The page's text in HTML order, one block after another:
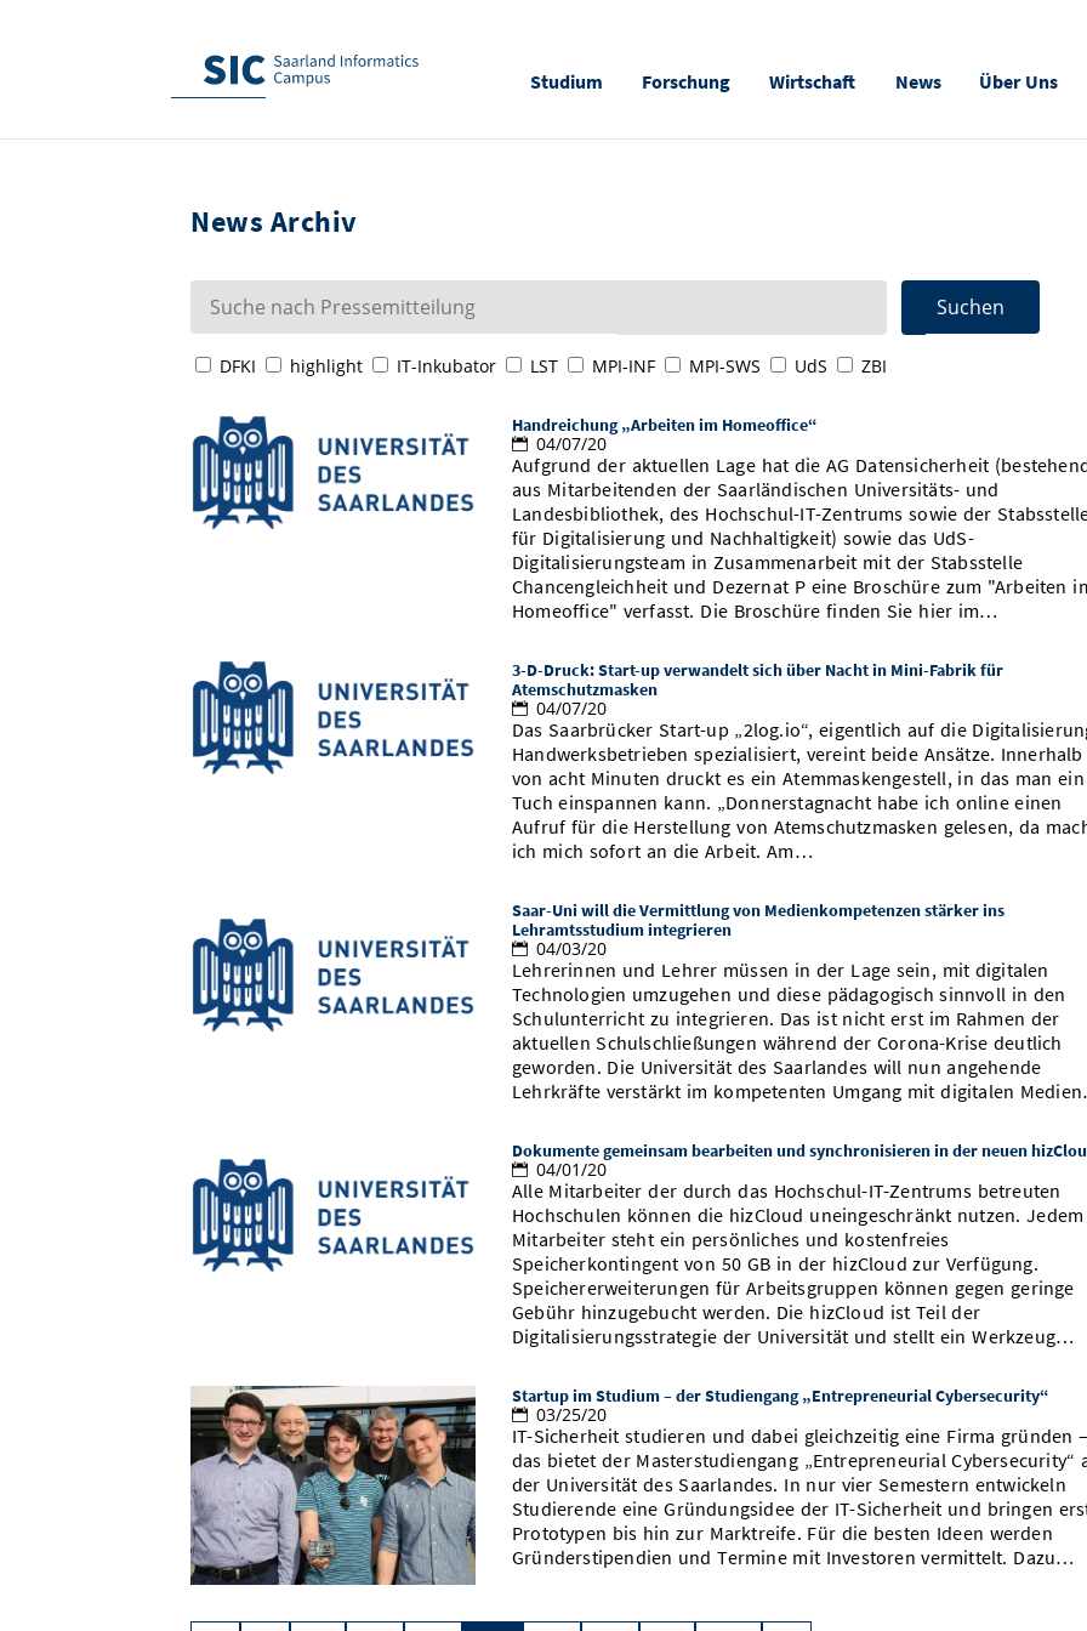
Studium Forschung Wirtschaft News Über Uns
News Archiv
DFKI highlight IT-Inkubator LST MPI-INF MPI-SWS UdS ZBI
Handreichung „Arbeiten im Homeoffice“
04/07/20
Aufgrund der aktuellen Lage hat die AG Datensicherheit
aus Mitarbeitenden der Saarländischen Universitäts- und
Landesbibliothek, des Hochschul-IT-Zentrums sowie der
für Digitalisierung und Nachhaltigkeit) sowie das UdS-
Digitalisierungsteam in Zusammenarbeit mit der Stabsstelle
Chancengleichheit und Dezernat P eine Broschüre zum "Arbeiten
Homeoffice" verfasst. Die Broschüre finden Sie hier im…
3-D-Druck: Start-up verwandelt sich über Nacht in Mini-Fabrik für
Atemschutzmasken
04/07/20
Das Saarbrücker Start-up „2log.io“, eigentlich auf die
Handwerksbetrieben spezialisiert, vereint beide Ansätze. Innerhalb
von acht Minuten druckt es ein Atemmaskengestell, in das man ein
Tuch einspannen kann. „Donnerstagnacht habe ich online einen
Aufruf für die Herstellung von Atemschutzmasken gelesen, da
ich mich sofort an die Arbeit. Am…
Saar-Uni will die Vermittlung von Medienkompetenzen stärker ins
Lehramtsstudium integrieren
04/03/20
Lehrerinnen und Lehrer müssen in der Lage sein, mit digitalen
Technologien umzugehen und diese pädagogisch sinnvoll in den
Schulunterricht zu integrieren. Das ist nicht erst im Rahmen der
aktuellen Schulschließungen während der Corona-Krise deutlich
geworden. Die Universität des Saarlandes will nun angehende
Lehrkräfte verstärkt im kompetenten Umgang mit digitalen
Dokumente gemeinsam bearbeiten und synchronisieren in der neuen
04/01/20
Alle Mitarbeiter der durch das Hochschul-IT-Zentrums betreuten
Hochschulen können die hizCloud uneingeschränkt nutzen. Jedem
Mitarbeiter steht ein persönliches und kostenfreies
Speicherkontingent von 50 GB in der hizCloud zur Verfügung.
Speichererweiterungen für Arbeitsgruppen können gegen geringe
Gebühr hinzugebucht werden. Die hizCloud ist Teil der
Digitalisierungsstrategie der Universität und stellt ein Werkzeug…
Startup im Studium – der Studiengang „Entrepreneurial Cybersecurity“
03/25/20
IT-Sicherheit studieren und dabei gleichzeitig eine Firma gründen –
das bietet der Masterstudiengang „Entrepreneurial Cybersecurity“
der Universität des Saarlandes. In nur vier Semestern entwickeln
Studierende eine Gründungsidee der IT-Sicherheit und bringen
Prototypen bis hin zur Marktreife. Für die besten Ideen werden
Gründerstipendien und Termine mit Investoren vermittelt. Dazu…